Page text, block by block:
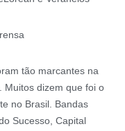
tão marcantes na
Muitos dizem que foi o
no Brasil. Bandas
Sucesso, Capital